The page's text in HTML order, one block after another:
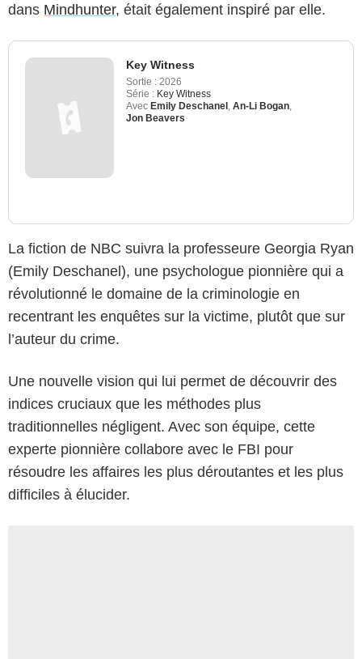
dans Mindhunter, était également inspiré par elle.
Key Witness
Sortie : 2026
Série : Key Witness
Avec Emily Deschanel An-Li Bogan
Jon Beavers
La fiction de NBC suivra la professeure Georgia Ryan
(Emily Deschanel), une psychologue pionnière qui a
révolutionné le domaine de la criminologie en
recentrant les enquêtes sur la victime, plutôt que sur
l’auteur du crime.
Une nouvelle vision qui lui permet de découvrir des
indices cruciaux que les méthodes plus
traditionnelles négligent. Avec son équipe, cette
experte pionnière collabore avec le FBI pour
résoudre les affaires les plus déroutantes et les plus
difficiles à élucider.